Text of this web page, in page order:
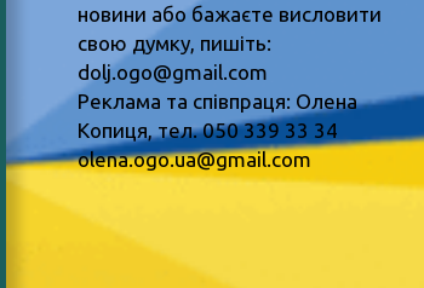
новини або бажаєте висловити
свою думку, пишіть:
dolj.ogo@gmail.com
Реклама та співпраця: Олена
Копиця, тел. 050 339 33 34
olena.ogo.ua@gmail.com